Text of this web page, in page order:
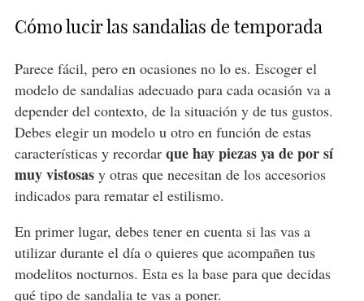
Cómo lucir las sandalias de temporada
Parece fácil, pero en ocasiones no lo es. Escoger el
modelo de sandalias adecuado para cada ocasión va a
depender del contexto, de la situación y de tus gustos.
Debes elegir un modelo u otro en función de estas
características y recordar que hay piezas ya de por sí
muy vistosasy otras que necesitan de los accesorios
indicados para rematar el estilismo.
En primer lugar, debes tener en cuenta si las vas a
utilizar durante el día o quieres que acompañen tus
modelitos nocturnos. Esta es la base para que decidas
qué tipo de sandalia te vas a poner.